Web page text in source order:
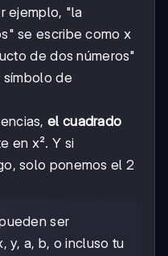
ejemplo, "la
se escribe como x
de dos números"
símbolo de
el cuadrado
en x². Y si
solo ponemos el 2
ser
y, a, b, o incluso tu